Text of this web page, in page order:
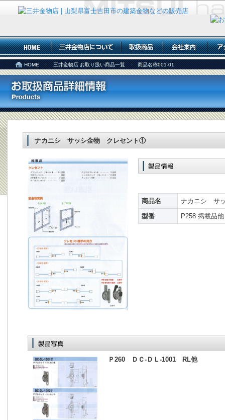
HOME 三井金物店 お取り扱い商品一覧 商品名称001-01
ナカニシ サッシ金物 クレセント①
商品名
ナカニシ サ
型番
P258 掲載品他
Ｐ260 ＤＣ‐ＤＬ‐1001 RL他